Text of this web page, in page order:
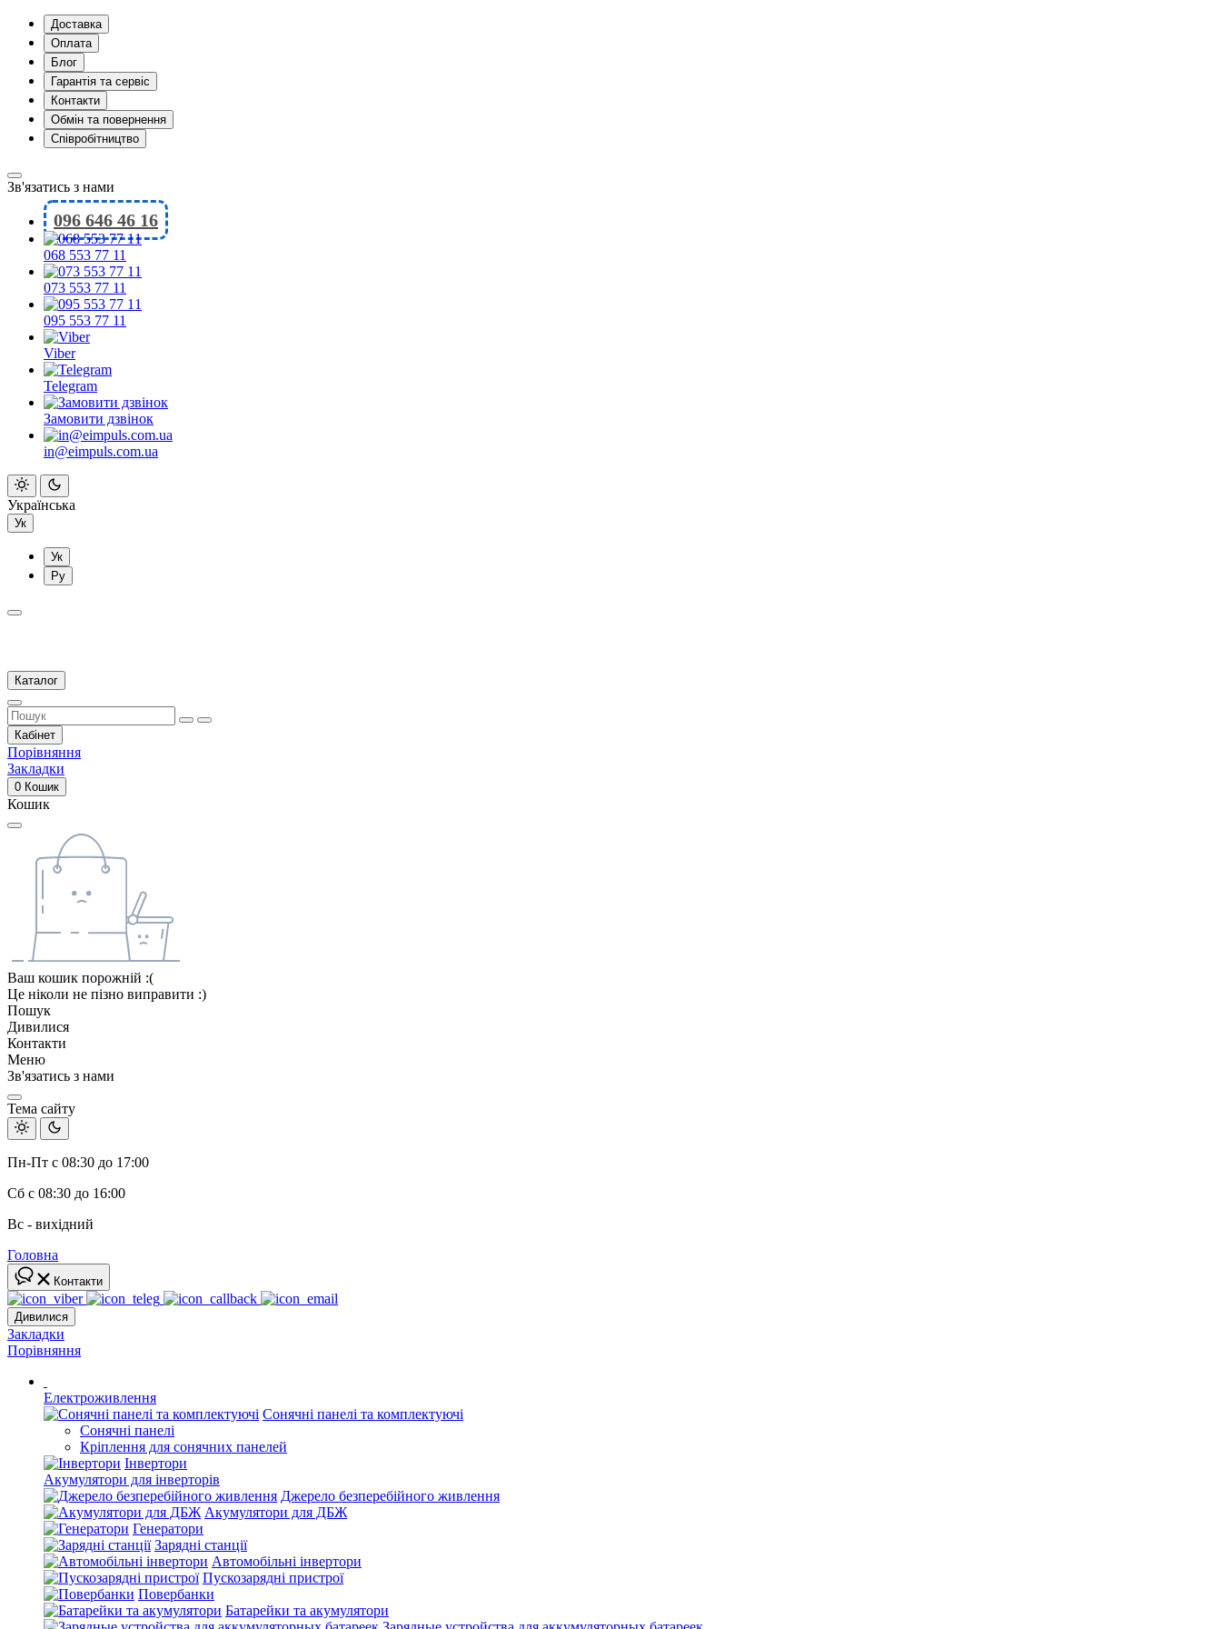
Доставка
Оплата
Блог
Гарантія та сервіс
Контакти
Обмін та повернення
Співробітництво
Зв'язатись з нами
096 646 46 16
068 553 77 11
073 553 77 11
095 553 77 11
Viber
Telegram
Замовити дзвінок
in@eimpuls.com.ua
Українська
Ук
Ук
Ру
Каталог
Кабінет
Порівняння
Закладки
0 Кошик
Кошик
Ваш кошик порожній :(
Це ніколи не пізно виправити :)
Пошук
Дивилися
Контакти
Меню
Зв'язатись з нами
Тема сайту
Пн-Пт с 08:30 до 17:00
Сб с 08:30 до 16:00
Вс - вихідний
Головна
Контакти
Дивилися
Закладки
Порівняння
Електроживлення
Сонячні панелі та комплектуючі
Сонячні панелі
Кріплення для сонячних панелей
Інвертори
Акумулятори для інверторів
Джерело безперебійного живлення
Акумулятори для ДБЖ
Генератори
Зарядні станції
Автомобільні інвертори
Пускозарядні пристрої
Повербанки
Батарейки та акумулятори